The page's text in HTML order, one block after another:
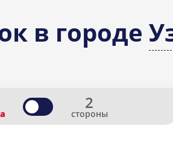
в городе
2
стороны